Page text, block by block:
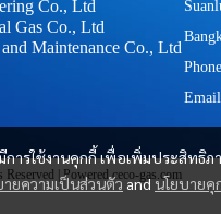
การใช้งานคุกกี้ เพื่อเพิ่มประสิทธิ
ยความเป็นส่วนตัว andนโยบายคุ
Co., Ltd
Gas Co., Ltd
Maintenance Co., Ltd
Email
| Powered ceco-gas.com